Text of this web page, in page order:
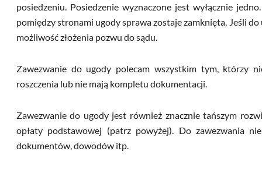
posiedzeniu. Posiedzenie wyznaczone jest wyłącznie
pomiędzy stronami ugody sprawa zostaje zamknięta. Jeśli
możliwość złożenia pozwu do sądu.
Zawezwanie do ugody polecam wszystkim tym, którzy
roszczenia lub nie mają kompletu dokumentacji.
Zawezwanie do ugody jest również znacznie tańszym
opłaty podstawowej (patrz powyżej). Do zawezwania
dokumentów, dowodów itp.